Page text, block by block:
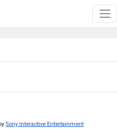
Sony Interactive Entertainment